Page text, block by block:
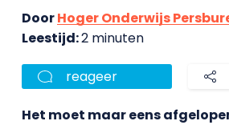
DoorHoger Onderwijs
Leestijd:2 minuten
reageer
Het moet maar eens